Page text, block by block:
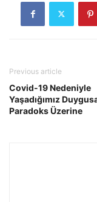
Previous article
Covid-19 Nedeniyle
Yaşadığımız
Paradoks Üzerine